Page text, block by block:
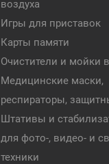
воздуха
Игры для приставок
Карты памяти
Очистители и мойки
Медицинские маски,
респираторы,
Штативы и
для фото-, видео- и
техники